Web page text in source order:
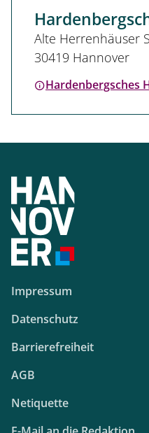
Alte Herrenhäuser
30419 Hannover
Hardenbergsches
Impressum
Datenschutz
Barrierefreiheit
AGB
Netiquette